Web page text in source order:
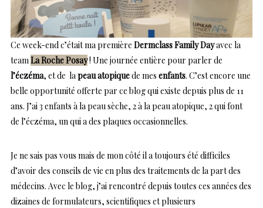
Ce week-end c’était ma première Dermclass Family Dayavec la
teamLa Roche Posay! Une journée entière pour parler de
l’éczéma, et de lapeau atopiquede mes enfants. C’est encore une
belle opportunité offerte par ce blog qui existe depuis plus de 11
ans. J’ai 3 enfants à la peau sèche, 2 à la peau atopique, 2 qui font
de l’éczéma, un qui a des plaques occasionnelles.
Je ne sais pas vous mais de mon côté il a toujours été difficiles
d’avoir des conseils de vie en plus des traitements de la part des
médecins. Avec le blog, j’ai rencontré depuis toutes ces années des
dizaines de formulateurs, scientifiques et plusieurs